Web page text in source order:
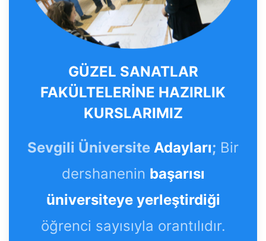
GÜZEL SANATLAR
FAKÜLTELERİNE HAZIRLIK
KURSLARIMIZ
Sevgili Üniversite Adayları; Bir
dershanenin başarısı
üniversiteye yerleştirdiği
öğrenci sayısıyla orantılıdır.